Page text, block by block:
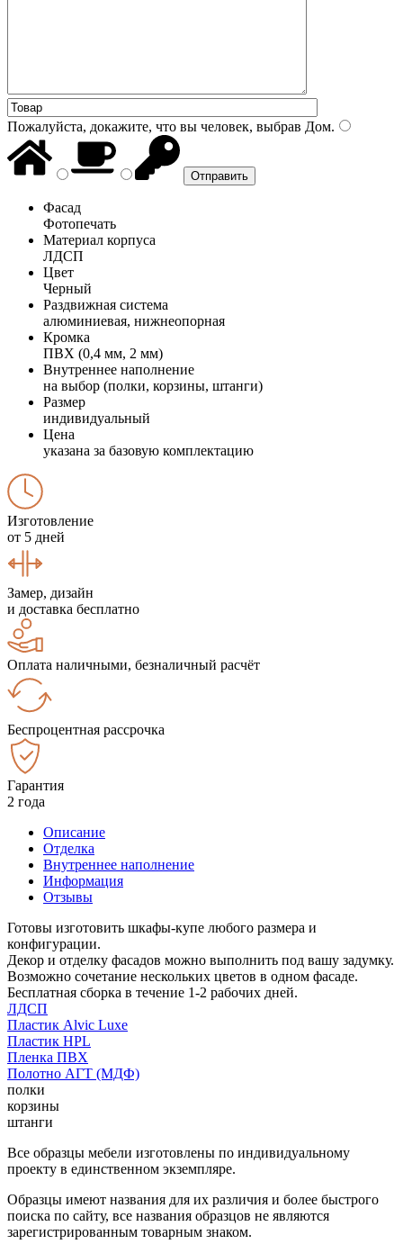
Пожалуйста, докажите, что вы человек, выбрав Дом.
Фасад
Фотопечать
Материал корпуса
ЛДСП
Цвет
Черный
Раздвижная система
алюминиевая, нижнеопорная
Кромка
ПВХ (0,4 мм, 2 мм)
Внутреннее наполнение
на выбор (полки, корзины, штанги)
Размер
индивидуальный
Цена
указана за базовую комплектацию
Изготовление
от 5 дней
Замер, дизайн
и доставка бесплатно
Оплата наличными, безналичный расчёт
Беспроцентная рассрочка
Гарантия
2 года
Описание
Отделка
Внутреннее наполнение
Информация
Отзывы
Готовы изготовить шкафы-купе любого размера и
конфигурации.
Декор и отделку фасадов можно выполнить под вашу задумку.
Возможно сочетание нескольких цветов в одном фасаде.
Бесплатная сборка в течение 1-2 рабочих дней.
ЛДСП
Пластик Alvic Luxe
Пластик HPL
Пленка ПВХ
Полотно АГТ (МДФ)
полки
корзины
штанги
Все образцы мебели изготовлены по индивидуальному
проекту в единственном экземпляре.
Образцы имеют названия для их различия и более быстрого
поиска по сайту, все названия образцов не являются
зарегистрированным товарным знаком.